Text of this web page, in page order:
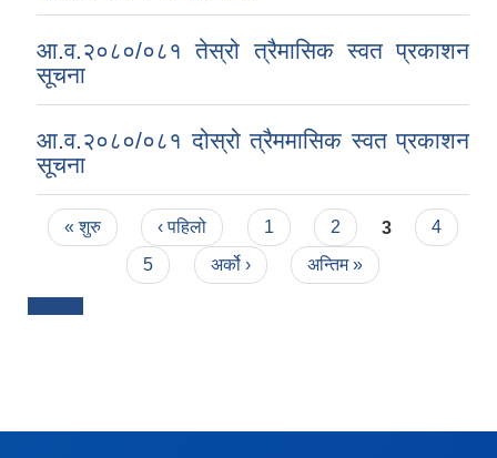
आ.व.२०८०/०८१ तेस्रो त्रैमासिक स्वत प्रकाशन
सूचना
आ.व.२०८०/०८१ दोस्रो त्रैममासिक स्वत प्रकाशन
सूचना
Pages
« शुरु ‹ पहिलो 1 2 3
4
5
अर्को › अन्तिम »